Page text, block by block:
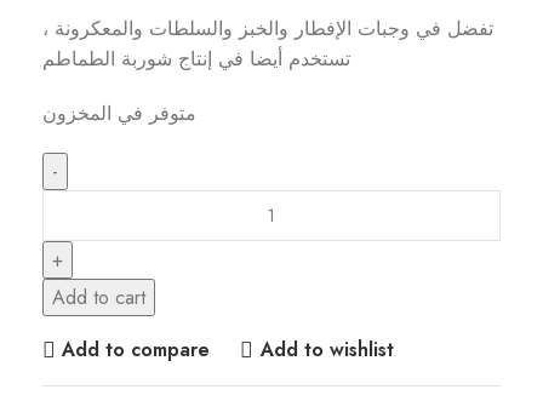
تفضل في وجبات الإفطار والخبز والسلطات والمعكرونة ،
تستخدم أيضا في إنتاج شوربة الطماطم
متوفر في المخزون
Add to cart
Add to compare
Add to wishlist